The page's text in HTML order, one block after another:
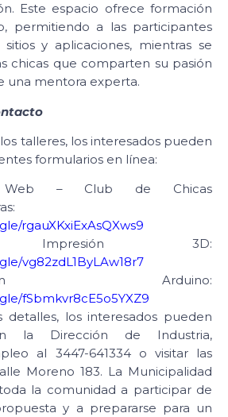
Este espacio ofrece formación
permitiendo a las participantes
y aplicaciones, mientras se
chicas que comparten su pasión
una mentora experta.
talleres, los interesados pueden
formularios en línea:
Web – Club de Chicas
rgauXKxiExAsQXws9
Impresión 3D:
vg82zdL1ByLAw18r7
Arduino:
fSbmkvr8cE5o5YXZ9
detalles, los interesados pueden
la Dirección de Industria,
al 3447-641334 o visitar las
Moreno 183. La Municipalidad
la comunidad a participar de
y a prepararse para un